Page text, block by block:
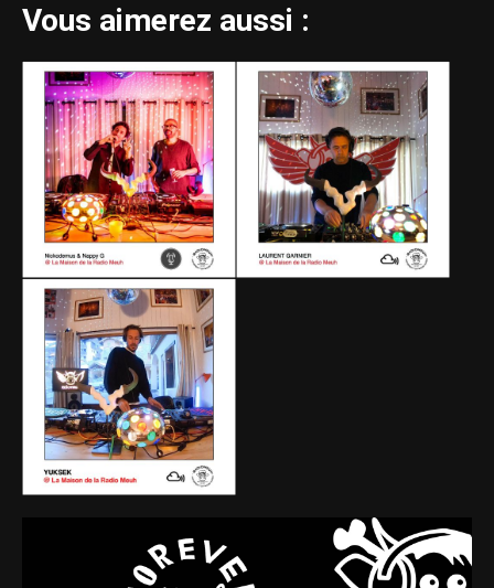
Vous aimerez aussi :